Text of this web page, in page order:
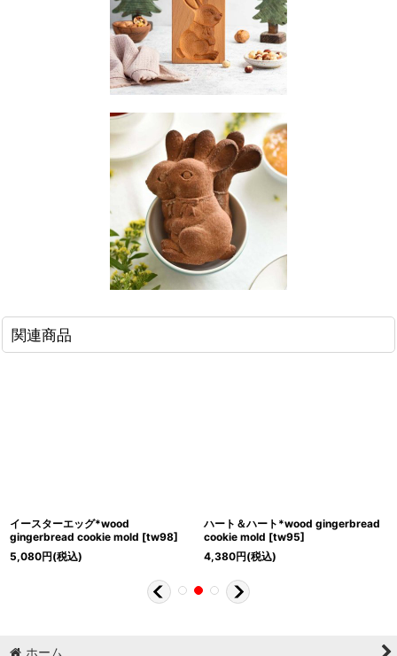
関連商品
イースターエッグ*wood
gingerbread cookie mold [tw98]
5,080円(税込)
ハート＆ハート*wood gingerbread
cookie mold [tw95]
4,380円(税込)
ホーム